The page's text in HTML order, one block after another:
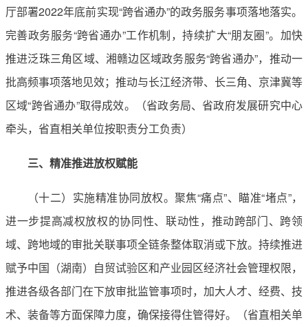
厅部署2022年底前实现“跨省通办”的政务服务事项落地落实。
完善政务服务“跨省通办”工作机制，持续扩大“朋友圈”。加快
推进泛珠三角区域、湘赣边区域政务服务“跨省通办”，推动一
批高频事项落地见效；推动与长江经济带、长三角、京津冀等
区域“跨省通办”取得成效。（省政务局、省政府发展研究中心
牵头，省直相关单位按职责分工负责）
三、精准推进放权赋能
（十二）实施精准协同放权。聚焦“痛点”、瞄准“堵点”，
进一步提高减权放权的协同性、联动性，推动跨部门、跨领
域、跨地域的审批关联事项全链条整体取消或下放。持续推进
赋予中国（湖南）自贸试验区和产业园区经济社会管理权限，
推进各级各部门在下放审批监管事项时，加大人才、经费、技
术、装备等方面保障力度，确保接得住管得好。（省直相关单